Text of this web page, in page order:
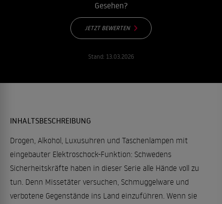
Gesehen?
JETZT BEWERTEN
Stand: 13.03.2026
INHALTSBESCHREIBUNG
Drogen, Alkohol, Luxusuhren und Taschenlampen mit
eingebauter Elektroschock-Funktion: Schwedens
Sicherheitskräfte haben in dieser Serie alle Hände voll zu
tun. Denn Missetäter versuchen, Schmuggelware und
verbotene Gegenstände ins Land einzuführen. Wenn sie